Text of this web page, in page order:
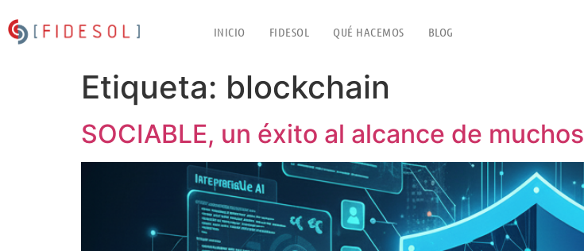
INICIO FIDESOL QUÉ HACEMOS BLOG
Etiqueta: blockchain
SOCIABLE, un éxito al alcance de muchos